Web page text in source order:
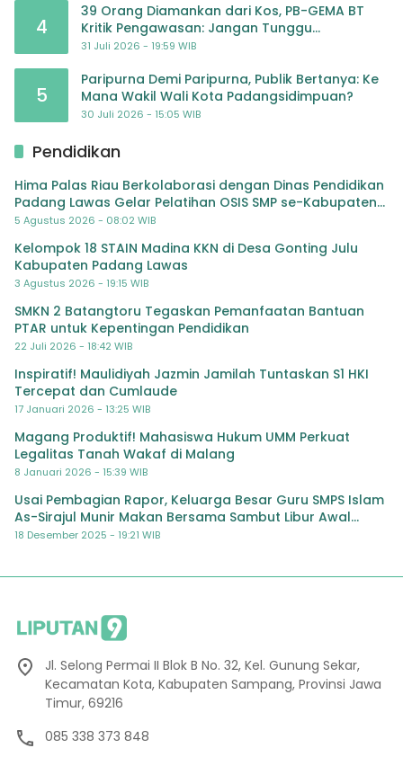
4
39 Orang Diamankan dari Kos, PB-GEMA BT
Kritik Pengawasan: Jangan Tunggu
Masyarakat Bergerak Baru Negara Bertindak
31 Juli 2026 - 19:59 WIB
5
Paripurna Demi Paripurna, Publik Bertanya: Ke
Mana Wakil Wali Kota Padangsidimpuan?
30 Juli 2026 - 15:05 WIB
Pendidikan
Hima Palas Riau Berkolaborasi dengan Dinas Pendidikan
Padang Lawas Gelar Pelatihan OSIS SMP se-Kabupaten
Padang Lawas
5 Agustus 2026 - 08:02 WIB
Kelompok 18 STAIN Madina KKN di Desa Gonting Julu
Kabupaten Padang Lawas
3 Agustus 2026 - 19:15 WIB
SMKN 2 Batangtoru Tegaskan Pemanfaatan Bantuan
PTAR untuk Kepentingan Pendidikan
22 Juli 2026 - 18:42 WIB
Inspiratif! Maulidiyah Jazmin Jamilah Tuntaskan S1 HKI
Tercepat dan Cumlaude
17 Januari 2026 - 13:25 WIB
Magang Produktif! Mahasiswa Hukum UMM Perkuat
Legalitas Tanah Wakaf di Malang
8 Januari 2026 - 15:39 WIB
Usai Pembagian Rapor, Keluarga Besar Guru SMPS Islam
As-Sirajul Munir Makan Bersama Sambut Libur Awal
Semester
18 Desember 2025 - 19:21 WIB
Jl. Selong Permai II Blok B No. 32, Kel. Gunung Sekar,
Kecamatan Kota, Kabupaten Sampang, Provinsi Jawa
Timur, 69216
085 338 373 848